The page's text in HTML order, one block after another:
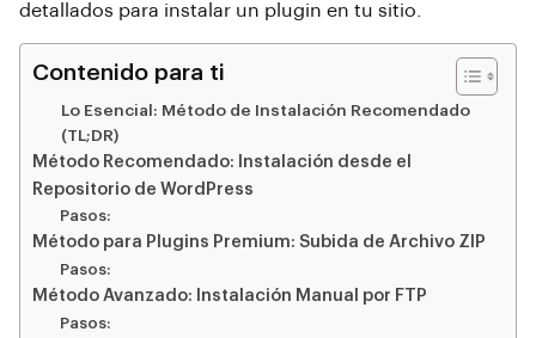
detallados para instalar un plugin en tu sitio.
Contenido para ti
Lo Esencial: Método de Instalación Recomendado
(TL;DR)
Método Recomendado: Instalación desde el
Repositorio de WordPress
Pasos:
Método para Plugins Premium: Subida de Archivo ZIP
Pasos:
Método Avanzado: Instalación Manual por FTP
Pasos: